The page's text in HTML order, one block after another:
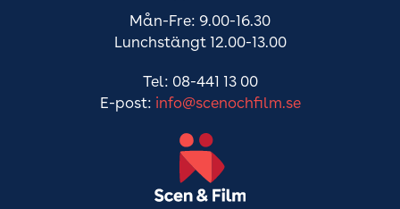
Mån-Fre: 9.00-16.30
Lunchstängt 12.00-13.00
Tel: 08-441 13 00
E-post: info@scenochfilm.se